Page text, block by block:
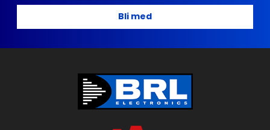
Bli med